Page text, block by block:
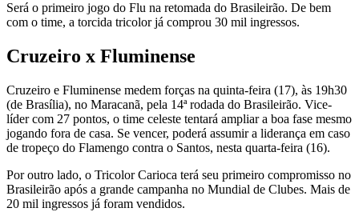
Será o primeiro jogo do Flu na retomada do Brasileirão. De bem
com o time, a torcida tricolor já comprou 30 mil ingressos.
Cruzeiro x Fluminense
Cruzeiro e Fluminense medem forças na quinta-feira (17), às 19h30
(de Brasília), no Maracanã, pela 14ª rodada do Brasileirão. Vice-
líder com 27 pontos, o time celeste tentará ampliar a boa fase mesmo
jogando fora de casa. Se vencer, poderá assumir a liderança em caso
de tropeço do Flamengo contra o Santos, nesta quarta-feira (16).
Por outro lado, o Tricolor Carioca terá seu primeiro compromisso no
Brasileirão após a grande campanha no Mundial de Clubes. Mais de
20 mil ingressos já foram vendidos.